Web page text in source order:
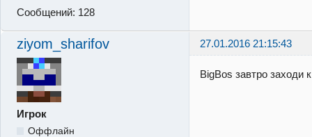
Сообщений: 128
ziyom_sharifov 27.01.2016 21:15:43
Игрок
Оффлайн
BigBos завтро заходи